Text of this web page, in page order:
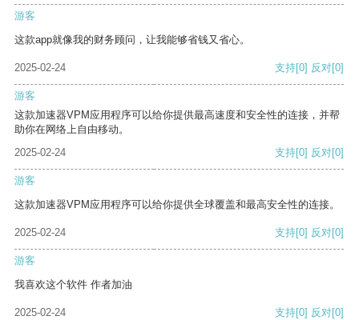
游客
这款app就像我的财务顾问，让我能够省钱又省心。
2025-02-24 支持[0] 反对[0]
游客
这款加速器VPM应用程序可以给你提供最高速度和安全性的连接，并帮
助你在网络上自由移动。
2025-02-24
支持[0] 反对[0]
游客
这款加速器VPM应用程序可以给你提供全球覆盖和最高安全性的连接。
2025-02-24 支持[0] 反对[0]
游客
我喜欢这个软件 作者加油
2025-02-24 支持[0] 反对[0]